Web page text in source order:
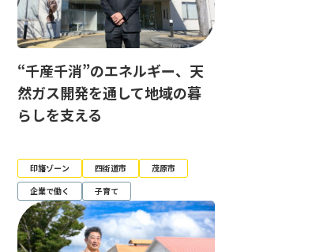
“千産千消”のエネルギー、天
然ガス開発を通して地域の暮
らしを支える
印旛ゾーン 四街道市
茂原市
企業で働く
子育て